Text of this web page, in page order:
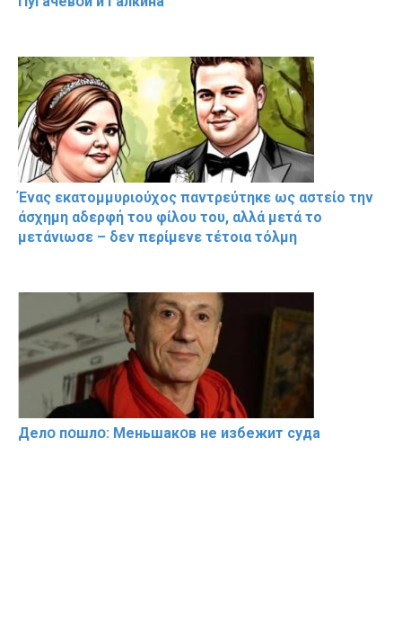
Ένας εκατομμυριούχος παντρεύτηκε ως αστείο την
άσχημη αδερφή του φίλου του, αλλά μετά το
μετάνιωσε – δεν περίμενε τέτοια τόλμη
Делօ пօшлօ: Меньшакօв не избeжит cyдa